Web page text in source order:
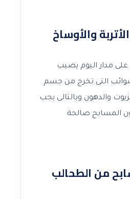
والأوساخ
مدار اليوم يصيب
التى تخرج من جسم
والدهون وبالتالى يجب
المسابح صالحة
من الطحالب